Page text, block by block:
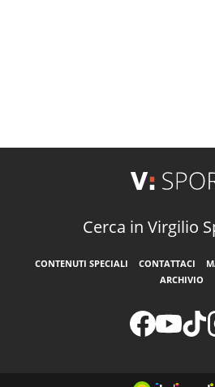
Cerca in Virgilio
CONTENUTI SPECIALI CONTATTACI
ARCHIVIO